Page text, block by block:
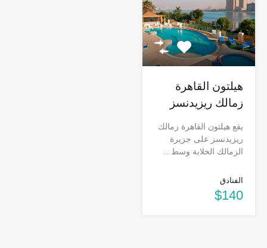
هيلتون القاهرة
زمالك ريزيدنسز
يقع هيلتون القاهرة زمالك
ريزيدنسز على جزيرة
الزمالك الخلابة وسط…
الفنادق
$140